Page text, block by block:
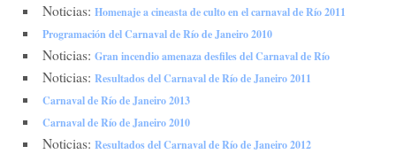
Noticias: Homenaje a cineasta de culto en el carnaval de Río 2011
Programación del Carnaval de Río de Janeiro 2010
Noticias: Gran incendio amenaza desfiles del Carnaval de Río
Noticias: Resultados del Carnaval de Río de Janeiro 2011
Carnaval de Río de Janeiro 2013
Carnaval de Río de Janeiro 2010
Noticias: Resultados del Carnaval de Río de Janeiro 2012